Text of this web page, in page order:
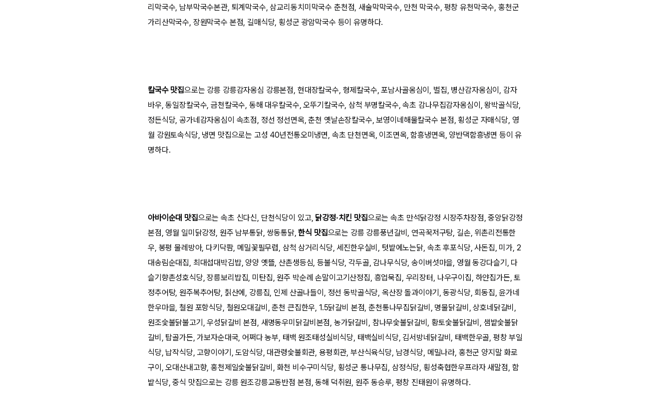
리막국수, 남부막국수본관, 퇴계막국수, 삼교리동치미막국수 춘천점, 새술막막국수, 만천 막국수, 평창 유천막국수, 홍천군
가리산막국수, 장원막국수 본점, 길매식당, 횡성군 광암막국수 등이 유명하다.
칼국수 맛집으로는 강릉 강릉감자옹심 강릉본점, 현대장칼국수, 형제칼국수, 포남사골옹심이, 벌집, 병산감자옹심이, 감자
바우, 동일장칼국수, 금천칼국수, 동해 대우칼국수, 오뚜기칼국수, 삼척 부명칼국수, 속초 감나무집감자옹심이, 왕박골식당,
정든식당, 공가네감자옹심이 속초점, 정선 정선면옥, 춘천 옛날손장칼국수, 보영이네해물칼국수 본점, 횡성군 자매식당, 영
월 강원토속식당, 냉면 맛집으로는 고성 40년전통오미냉면, 속초 단천면옥, 이조면옥, 함흥냉면옥, 양반댁함흥냉면 등이 유
명하다.
아바이순대 맛집으로는 속초 신다신, 단천식당이 있고, 닭강정·치킨 맛집으로는 속초 만석닭강정 시장주차장점, 중앙닭강정
본점, 영월 일미닭강정, 원주 남부통닭, 쌍동통닭, 한식 맛집으로는 강릉 강릉풍년갈비, 연곡꾹저구탕, 길손, 위촌리전통한
우, 봉평 물레방아, 다키닥팜, 메밀꽃필무렵, 삼척 삼거리식당, 세진한우실비, 텃밭에노는닭, 속초 후포식당, 사돈집, 미가, 2
대송림순대집, 최대섭대박김밥, 양양 옛뜰, 산촌생등심, 등불식당, 각두골, 감나무식당, 송이버섯마을, 영월 동강다슬기, 다
슬기향촌성호식당, 장릉보리밥집, 미탄집, 원주 박순례 손말이고기산정집, 흥업묵집, 우리장터, 나우구이집, 하얀집가든, 토
정추어탕, 원주복추어탕, 칡산에, 강릉집, 인제 산골나들이, 정선 동박골식당, 옥산장 돌과이야기, 동광식당, 회동집, 윤가네
한우마을, 철원 포항식당, 철원오대갈비, 춘천 큰집한우, 1.5닭갈비 본점, 춘천통나무집닭갈비, 명물닭갈비, 상호네닭갈비,
원조숯불닭불고기, 우성닭갈비 본점, 새명동우미닭갈비본점, 농가닭갈비, 참나무숯불닭갈비, 황토숯불닭갈비, 샘밭숯불닭
갈비, 탑골가든, 가보자순대국, 어쩌다 농부, 태백 원조태성실비식당, 태백실비식당, 김서방네닭갈비, 태백한우골, 평창 부일
식당, 납작식당, 고향이야기, 도암식당, 대관령숯불회관, 용평회관, 부산식육식당, 남경식당, 메밀나라, 홍천군 양지말 화로
구이, 오대산내고향, 홍천제일숯불닭갈비, 화천 비수구미식당, 횡성군 통나무집, 삼정식당, 횡성축협한우프라자 새말점, 함
밭식당, 중식 맛집으로는 강릉 원조강릉교동반점 본점, 동해 덕취원, 원주 동승루, 평창 진태원이 유명하다.